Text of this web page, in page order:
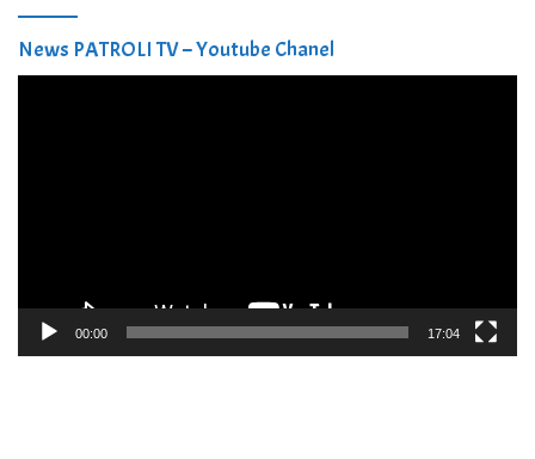
News PATROLI TV – Youtube Chanel
00:00 17:04